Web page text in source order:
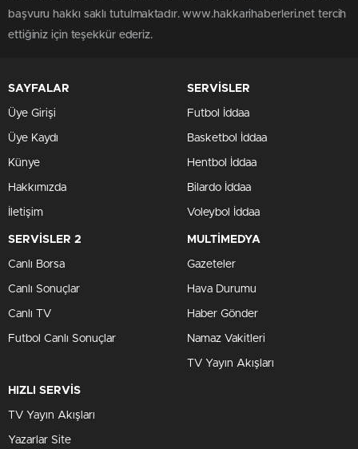
başvuru hakkı saklı tutulmaktadır. www.hakkarihaberleri.net tercih
ettiğiniz için teşekkür ederiz.
SAYFALAR
Üye Girişi
Üye Kaydı
Künye
Hakkımızda
İletişim
SERVİSLER
Futbol İddaa
Basketbol İddaa
Hentbol İddaa
Bilardo İddaa
Voleybol İddaa
SERVİSLER 2
Canlı Borsa
Canlı Sonuçlar
Canlı TV
Futbol Canlı Sonuçlar
MULTİMEDYA
Gazeteler
Hava Durumu
Haber Gönder
Namaz Vakitleri
TV Yayın Akışları
HIZLI SERVİS
TV Yayın Akışları
Yazarlar Site